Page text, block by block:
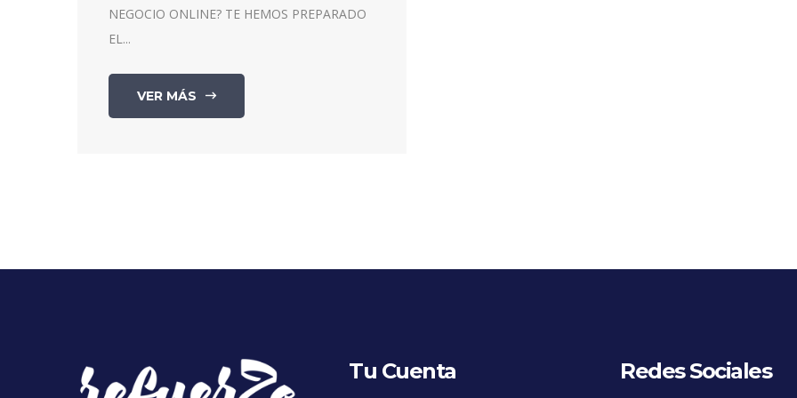
NEGOCIO ONLINE? TE HEMOS PREPARADO
EL...
VER MÁS
Tu Cuenta Redes Sociales